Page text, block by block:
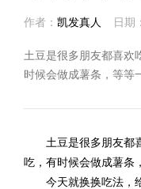
作者： 凯发真人 日期
土豆是很多朋友都喜欢
时候会做成薯条，等等
土豆是很多朋友都喜
吃，有时候会做成薯条
今天就换换吃法，给